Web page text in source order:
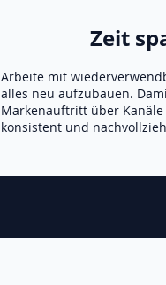
Zeit
Arbeite mit
alles neu aufzubauen.
Markenauftritt über
konsistent und